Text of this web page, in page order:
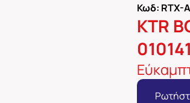
Κωδ: RTX-
KTR